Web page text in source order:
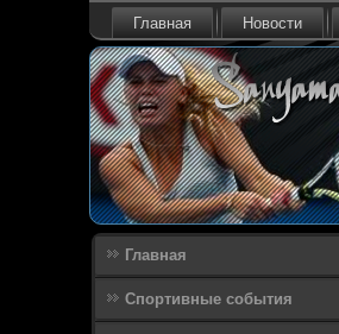
Главная Новости
Главная
Спортивные события